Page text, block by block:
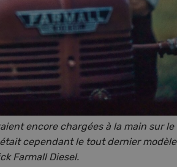
encore chargées à la main sur le
cependant le tout dernier modèle
Farmall Diesel.